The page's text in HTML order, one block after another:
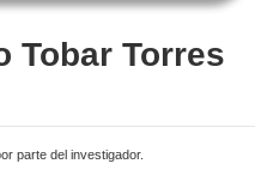
Tobar Torres
parte del investigador.